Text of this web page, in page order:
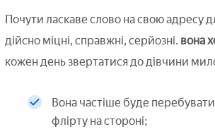
Почути ласкаве слово на свою адресу
дійсно міцні, справжні, серйозні. вона
кожен день звертатися до дівчини
Вона частіше буде
флірту на стороні;